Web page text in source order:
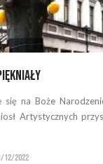
się na Boże
Artystycznych
12/2022